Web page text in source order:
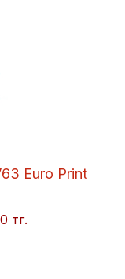
Euro Print
тг.